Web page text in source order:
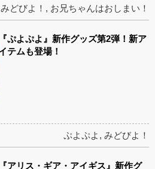
みどびよ！ , お兄ちゃんはおしまい！
『ぷよぷよ』新作グッズ第2弾！新ア
テムも登場！
ぷよぷよ , みどびよ！
『アリス・ギア・アイギス』新作グ